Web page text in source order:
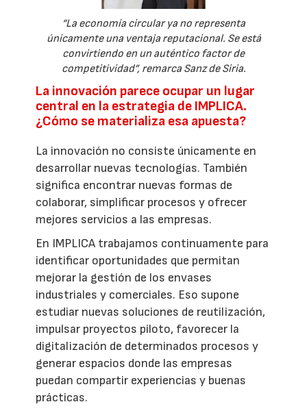
“La economía circular ya no representa
únicamente una ventaja reputacional. Se está
convirtiendo en un auténtico factor de
competitividad”, remarca Sanz de Siria.
La innovación parece ocupar un lugar
central en la estrategia de IMPLICA.
¿Cómo se materializa esa apuesta?
La innovación no consiste únicamente en
desarrollar nuevas tecnologías. También
significa encontrar nuevas formas de
colaborar, simplificar procesos y ofrecer
mejores servicios a las empresas.
En IMPLICA trabajamos continuamente para
identificar oportunidades que permitan
mejorar la gestión de los envases
industriales y comerciales. Eso supone
estudiar nuevas soluciones de reutilización,
impulsar proyectos piloto, favorecer la
digitalización de determinados procesos y
generar espacios donde las empresas
puedan compartir experiencias y buenas
prácticas.